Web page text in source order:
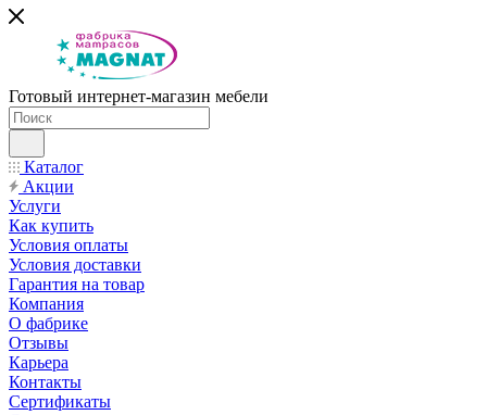
Готовый интернет-магазин мебели
Каталог
Акции
Услуги
Как купить
Условия оплаты
Условия доставки
Гарантия на товар
Компания
О фабрике
Отзывы
Карьера
Контакты
Сертификаты